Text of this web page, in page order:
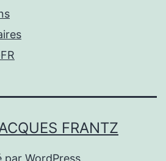
FRANTZ
par WordPress